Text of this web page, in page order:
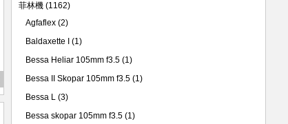
菲林機 (1162)
Agfaflex (2)
Baldaxette I
(1)
Bessa Heliar 105mm f3.5 (1)
Bessa II Skopar 105mm f3.5 (1)
Bessa L (3)
Bessa skopar 105mm f3.5 (1)